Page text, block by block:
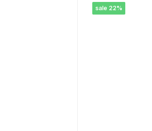
sale 22%